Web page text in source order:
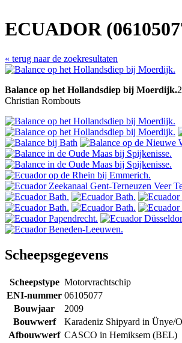
ECUADOR
« terug naar de zoekresultaten
Balance op het Hollandsdiep bij Moerdijk.
Christian Rombouts
Scheepsgegevens
Scheepstype Motorvrachtschip
ENI-nummer 06105077
Bouwjaar
2009
Bouwwerf
Karadeniz Shipyard in Ünye/
Afbouwwerf CASCO in Hemiksem (BEL)